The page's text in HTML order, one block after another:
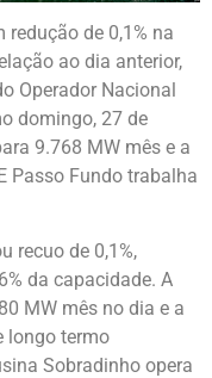
redução de 0,1% na
ao dia anterior,
Operador Nacional
domingo, 27 de
9.768 MW mês e a
Passo Fundo trabalha
recuo de 0,1%,
da capacidade. A
MW mês no dia e a
longo termo
Sobradinho opera